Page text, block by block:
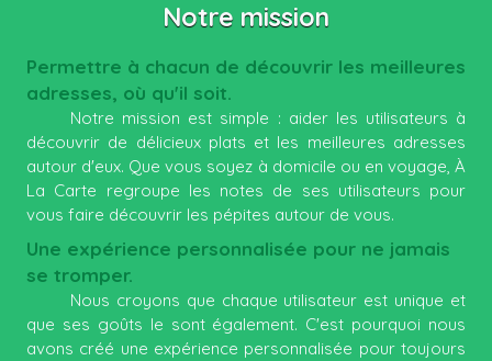
Notre mission
Permettre à chacun de découvrir les meilleures
adresses, où qu'il soit.
Notre mission est simple : aider les utilisateurs à
découvrir de délicieux plats et les meilleures adresses
autour d'eux. Que vous soyez à domicile ou en voyage, À
La Carte regroupe les notes de ses utilisateurs pour
vous faire découvrir les pépites autour de vous.
Une expérience personnalisée pour ne jamais
se tromper.
Nous croyons que chaque utilisateur est unique et
que ses goûts le sont également. C'est pourquoi nous
avons créé une expérience personnalisée pour toujours